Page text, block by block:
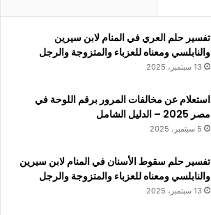
تفسير حلم العري في المنام لابن سيرين
والنابلسي ومعناه للعزباء والمتزوجة والرجل
13 سبتمبر، 2025
استعلام عن مخالفات المرور برقم اللوحة في
مصر 2025 – الدليل الشامل
5 سبتمبر، 2025
تفسير حلم سقوط الأسنان في المنام لابن سيرين
والنابلسي ومعناه للعزباء والمتزوجة والرجل
13 سبتمبر، 2025